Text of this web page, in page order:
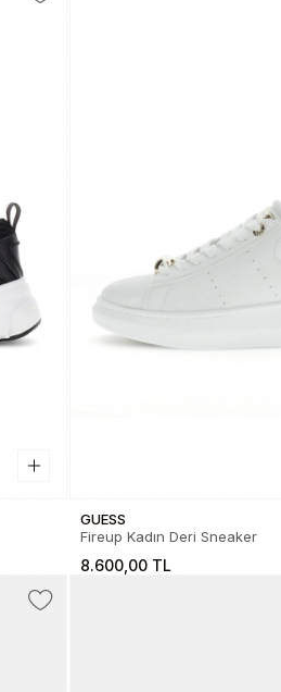
GUESS
Fireup Kadın Deri Sneaker
8.600,00 TL